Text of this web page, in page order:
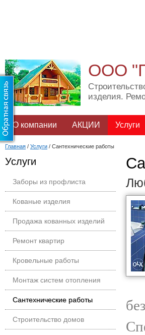
ООО
изделия.
О компании АКЦИИ Услуги
Главная / Услуги / Сантехнические работы
Услуги
Заборы из профлиста
Кованые изделия
Продажа кованных изделий
Ремонт квартир
Кровельные работы
Монтаж систем отопления
Сантехнические работы
Строительство домов